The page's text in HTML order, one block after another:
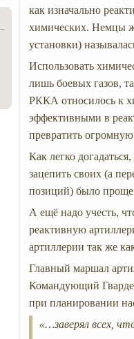
как изначально
химических. Немцы
установки)
Использовать
лишь боевых газов,
РККА относилось к
эффективными в
превратить
Как легко
зацепить своих (а
позиций) было проще
А ещё надо учесть,
реактивную
артиллерии так же
Главный маршал
Командующий
при планировании
«…заверял всех,